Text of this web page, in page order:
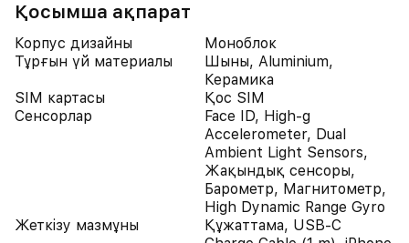
Қосымша ақпарат
Корпус дизайны
Моноблок
Тұрғын үй материалы
Шыны, Aluminium,
Керамика
SIM картасы
Қос SIM
Сенсорлар
Face ID, High-g
Accelerometer, Dual
Ambient Light Sensors,
Жақындық сенсоры,
Барометр, Магнитометр,
High Dynamic Range Gyro
Жеткізу мазмұны
Құжаттама, USB-C